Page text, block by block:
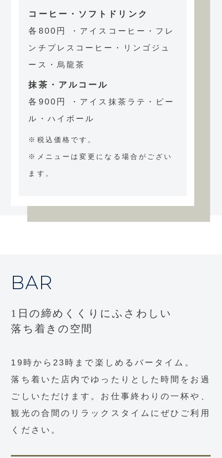
コーヒー・ソフトドリンク
各800円
・アイスコーヒー・フレ
ンチプレスコーヒー・リンゴジュ
ース・烏龍茶
抹茶・アルコール
各900円
・アイス抹茶ラテ・ビー
ル・ハイボール
※税込価格です。
※メニューは変更になる場合がござい
ます。
BAR
1日の締めくくりにふさわしい
落ち着きの空間
19時から23時まで楽しめるバータイム。
落ち着いた店内でゆったりとした時間をお過
ごしいただけます。 お仕事終わりの一杯や、
観光の合間のリラックスタイムにぜひご利用
ください。